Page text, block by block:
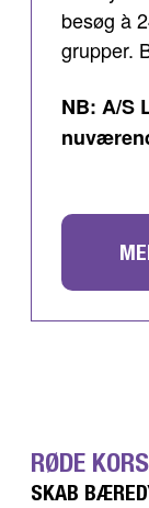
besøg à
grupper.
NB: A/S
RØDE
SKAB